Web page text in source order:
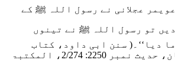
عجلانی نے رسول اللہ ﷺ کے
دیں تو رسول اللہ ﷺ نے تینوں
دیا‘‘۔( سنن ابی داود، کتاب
الطلاق، باب اللعان، حدیث نمبر 2250: 2/274، المکتبۃ